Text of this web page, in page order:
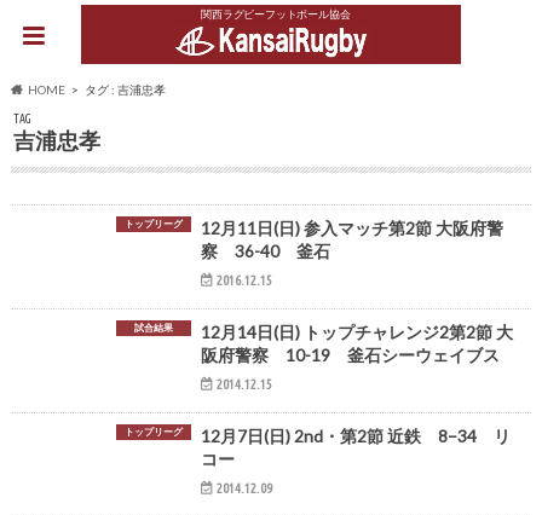
関西ラグビーフットボール協会
HOME タグ : 吉浦忠孝
TAG
吉浦忠孝
トップリーグ
12月11日(日) 参入マッチ第2節 大阪府警
察 36-40 釜石
2016.12.15
試合結果
12月14日(日) トップチャレンジ2第2節 大
阪府警察 10-19 釜石シーウェイブス
2014.12.15
トップリーグ
12月7日(日) 2nd・第2節 近鉄 8−34 リ
コー
2014.12.09